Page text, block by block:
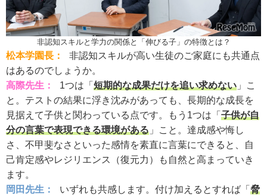
非認知スキルと学力の関係と「伸びる子」の特徴とは？
松本学園長：
非認知スキルが高い生徒のご家庭にも共通点
はあるのでしょうか。
高際先生：
1つは「 短期的な成果だけを追い求めない 」こ
と。テストの結果に浮き沈みがあっても、長期的な成長を
見据えて子供と関わっている点です。もう1つは「 子供が自
分の言葉で表現できる環境がある 」こと。達成感や悔し
さ、不甲斐なさといった感情を素直に言葉にできると、自
己肯定感やレジリエンス（復元力）も自然と高まっていき
ます。
岡田先生：
いずれも共感します。付け加えるとすれば「 脅